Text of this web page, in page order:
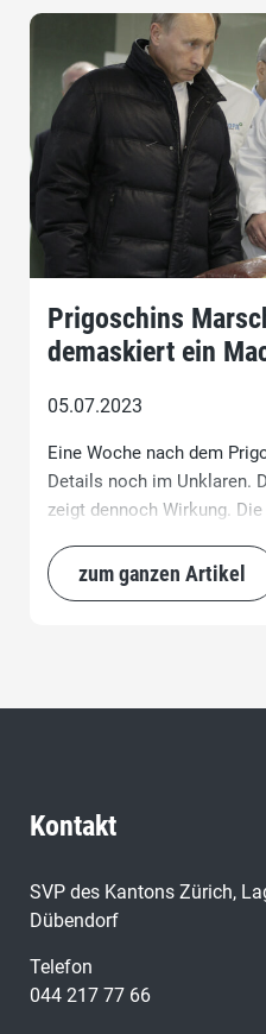
Prigoschins
demaskiert ein
05.07.2023
Eine Woche nach dem
Details noch im Unklaren.
zeigt dennoch Wirkung.
den Krieg gegen die
zum ganzen Artikel
Kontakt
SVP des Kantons Zürich,
Dübendorf
Telefon
044 217 77 66